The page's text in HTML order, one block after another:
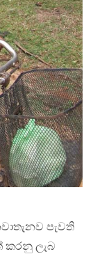
පැවති
කරනු ලැබ